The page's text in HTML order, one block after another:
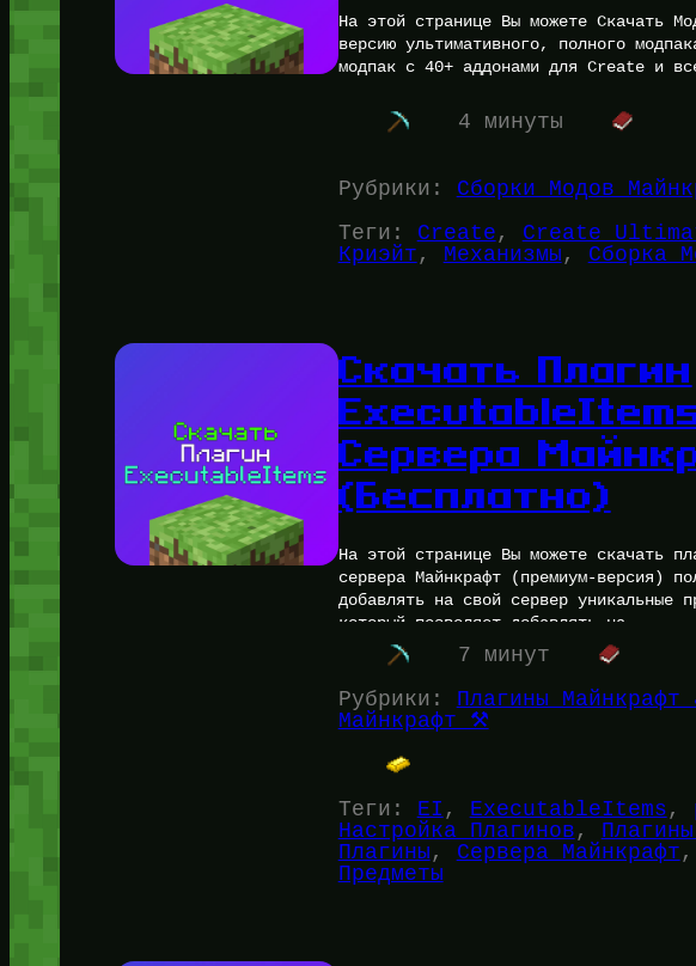
На этой странице Вы можете Скачать
версию ультимативного, полного
модпак с 40+ аддонами для Create и
4 минуты
Рубрики: Сборки Модов
Теги: Create , Create
Криэйт , Механизмы , Сборка
Скачать Плагин
Сервера
(Бесплатно)
На этой странице Вы можете скачать
сервера Майнкрафт (премиум-версия)
добавлять на свой сервер
который позволяет добавлять на…
7 минут
Рубрики: Плагины Майнкрафт
Майнкрафт ⚒️
Теги: EI , ExecutableItems ,
Настройка Плагинов ,
Плагины , Сервера Майнкрафт ,
Предметы